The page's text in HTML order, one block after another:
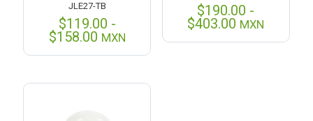
JLE27-TB
$119.00 -
$158.00Rango
$119.00
MXN
$190.00 -
$403.00 Rango
MXN